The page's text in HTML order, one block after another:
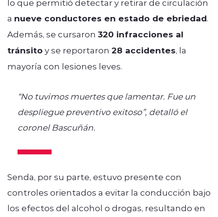
lo que permitió detectar y retirar de circulación
a nueve conductores en estado de ebriedad.
Además, se cursaron 320 infracciones al
tránsito y se reportaron 28 accidentes, la
mayoría con lesiones leves.
“No tuvimos muertes que lamentar. Fue un
despliegue preventivo exitoso”, detalló el
coronel Bascuñán.
Senda, por su parte, estuvo presente con
controles orientados a evitar la conducción bajo
los efectos del alcohol o drogas, resultando en